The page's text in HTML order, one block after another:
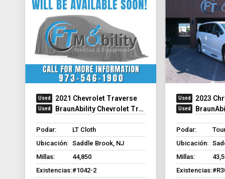
2021 Chevrolet Traverse
BraunAbility Chevrolet Traverse - Wheelchair SUV
Podar:
LT Cloth
Ubicación: Saddle Brook, NJ
Millas:
44,850
Existencias:#1042-2
2023
Podar:
Ubicación:
Millas:
Existencias: